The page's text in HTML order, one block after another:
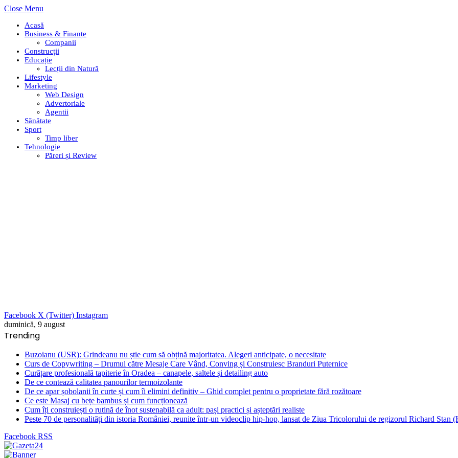
Close Menu
Acasă
Business & Finanțe
Companii
Construcții
Educație
Lecții din Natură
Lifestyle
Marketing
Web Design
Advertoriale
Agentii
Sănătate
Sport
Timp liber
Tehnologie
Păreri și Review
Facebook X (Twitter) Instagram
duminică, 9 august
Trending
Buzoianu (USR): Grindeanu nu știe cum să obțină majoritatea. Alegeri anticipate, o necesitate
Curs de Copywriting – Drumul către Mesaje Care Vând, Conving și Construiesc Branduri Puternice
Curățare profesională tapiterie în Oradea – canapele, saltele și detailing auto
De ce contează calitatea panourilor termoizolante
De ce apar șobolanii în curte și cum îi elimini definitiv – Ghid complet pentru o proprietate fără rozătoare
Ce este Masaj cu bețe bambus și cum funcționează
Cum îți construiești o rutină de înot sustenabilă ca adult: pași practici și așteptări realiste
Peste 70 de personalități din istoria României, reunite într-un videoclip hip-hop, lansat de Ziua Tricolorului de regizorul Richard Stan
Facebook RSS